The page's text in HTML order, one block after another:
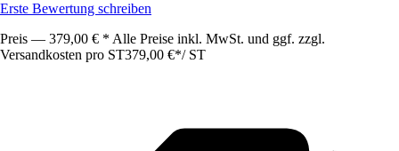
Erste Bewertung schreiben
Preis — 379,00 € * Alle Preise inkl. MwSt. und ggf. zzgl.
Versandkosten pro ST379,00 €*/ ST